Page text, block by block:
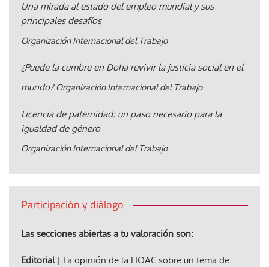
Una mirada al estado del empleo mundial y sus
principales desafíos
Organización Internacional del Trabajo
¿Puede la cumbre en Doha revivir la justicia social en el
mundo? Organización Internacional del Trabajo
Licencia de paternidad: un paso necesario para la
igualdad de género
Organización Internacional del Trabajo
Participación y diálogo
Las secciones abiertas a tu valoración son:
Editorial| La opinión de la HOAC sobre un tema de